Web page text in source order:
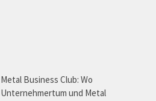
Metal Business Club: Wo
Unternehmertum und Metal